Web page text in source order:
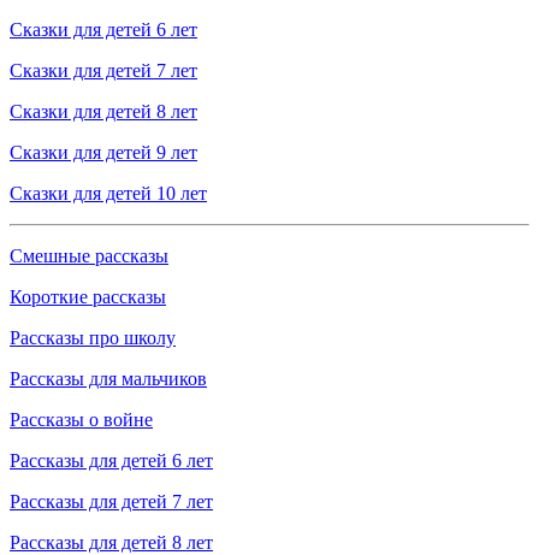
Сказки для детей 6 лет
Сказки для детей 7 лет
Сказки для детей 8 лет
Сказки для детей 9 лет
Сказки для детей 10 лет
Смешные рассказы
Короткие рассказы
Рассказы про школу
Рассказы для мальчиков
Рассказы о войне
Рассказы для детей 6 лет
Рассказы для детей 7 лет
Рассказы для детей 8 лет